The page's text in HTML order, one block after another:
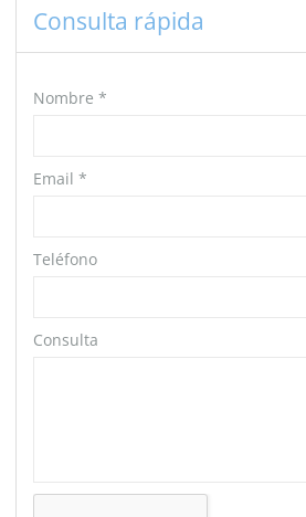
Consulta rápida
Nombre *
Email *
Teléfono
Consulta